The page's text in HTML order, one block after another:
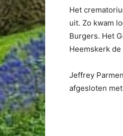
Het
uit. Zo kwam
Burgers. Het
Heemskerk
Jeffrey
afgesloten